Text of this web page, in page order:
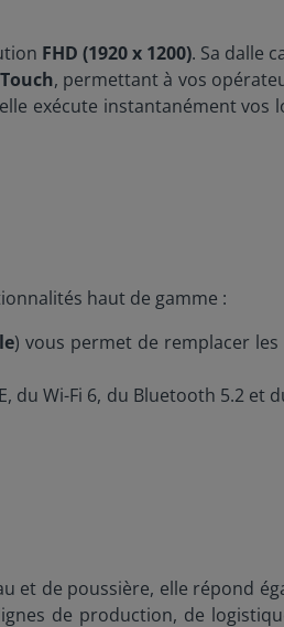
FHD (1920 x 1200). Sa dalle
, permettant à vos
exécute instantanément vos
haut de gamme :
) vous permet de remplacer
Wi-Fi 6, du Bluetooth 5.2 et
et de poussière, elle répond
de production, de